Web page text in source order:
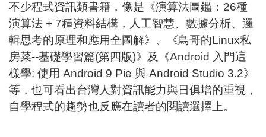
不少程式資訊類書籍，像是《演算法圖鑑：26種
演算法 + 7種資料結構，人工智慧、數據分析、邏
輯思考的原理和應用全圖解》、《鳥哥的Linux私
房菜--基礎學習篇(第四版)》及《Android 入門這
樣學: 使用 Android 9 Pie 與 Android Studio 3.2》
等，也可看出台灣人對資訊能力與日俱增的重視，
自學程式的趨勢也反應在讀者的閱讀選擇上。